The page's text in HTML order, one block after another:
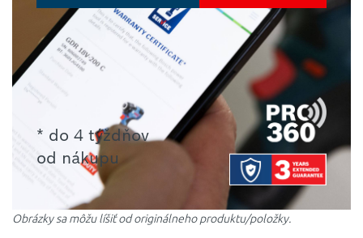
* do 4 týždňov
od nákupu
Obrázky sa môžu líšiť od originálneho produktu/položky.